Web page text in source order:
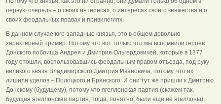
первую очередь – о своих интересах, о интересах своего княжества и о
своих феодальных правах и привилегиях.
В данном случае юго-западные князья, это в общем довольно
характерный пример. Потому что вот только что мы вспомнили героев
Донского побоища Андрея и Дмитрия Ольгердовичей, которые в 1377
году отошли, воспользовавшись феодальным правом отъезда, под руку
великого князя Владимирского Дмитрия Ивановича, потому, что их
лишили уделов – Полоцкого и Брянского. И они тут же пришли к Дмитрию
Донскому (будущему), потому что ягеллонская партия (скажем так,
будущая ягеллонская партия, тогда, понятно, были ещё не ягеллоны),